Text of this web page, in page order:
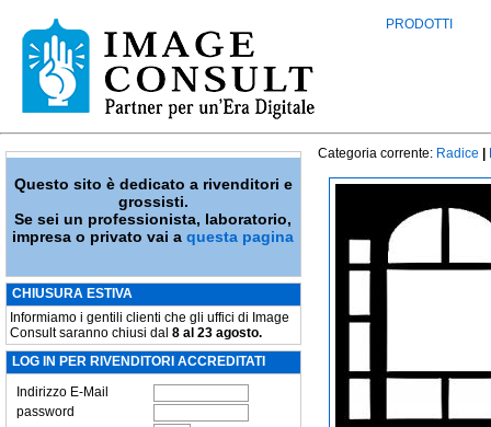
PRODOTTI
Questo sito è dedicato a rivenditori e
grossisti.
Se sei un professionista, laboratorio,
impresa o privato vai aquesta pagina
CHIUSURA ESTIVA
Informiamo i gentili clienti che gli uffici di Image
Consult saranno chiusi dal 8 al 23 agosto.
LOG IN PER RIVENDITORI ACCREDITATI
Indirizzo E-Mail
password
Categoria corrente: Radice